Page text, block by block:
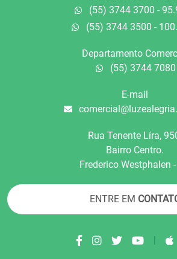
(55) 3744 3700 -
(55) 3744 3500 -
Departamento
(55) 3744 7080
E-mail
Rua Tenente Líra,
Bairro Centro.
Frederico Westphalen -
ENTRE EM
|